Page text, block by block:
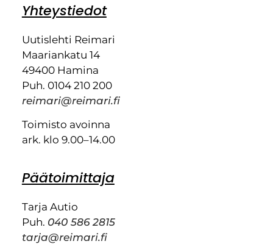
Yhteystiedot
Uutislehti Reimari
Maariankatu 14
49400 Hamina
Puh. 0104 210 200
reimari@reimari.fi
Toimisto avoinna
ark. klo 9.00–14.00
Päätoimittaja
Tarja Autio
Puh. 040 586 2815
tarja@reimari.fi